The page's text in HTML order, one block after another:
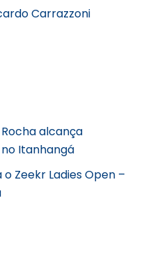
Carrazzoni
alcança
Itanhangá
Zeekr Ladies Open –